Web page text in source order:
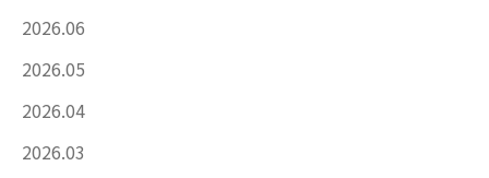
2026.06
2026.05
2026.04
2026.03